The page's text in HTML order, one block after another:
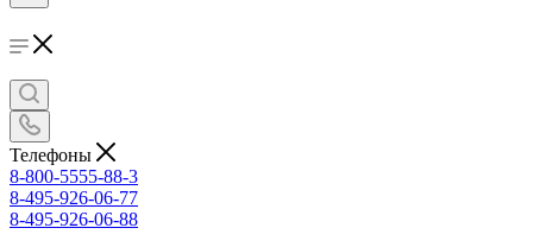
Телефоны
8-800-5555-88-3
8-495-926-06-77
8-495-926-06-88